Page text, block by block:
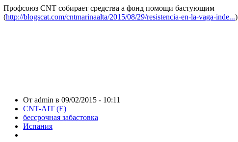
Профсоюз CNT собирает средства а фонд помощи бастующим
(http://blogscat.com/cntmarinaalta/2015/08/29/resistencia-en-la-vaga-inde...)
От admin в 09/02/2015 - 10:11
CNT-AIT (E)
бессрочная забастовка
Испания